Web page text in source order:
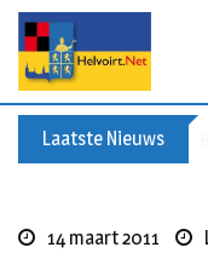
Skip
content
Laatste Nieuws
14 maart 2011